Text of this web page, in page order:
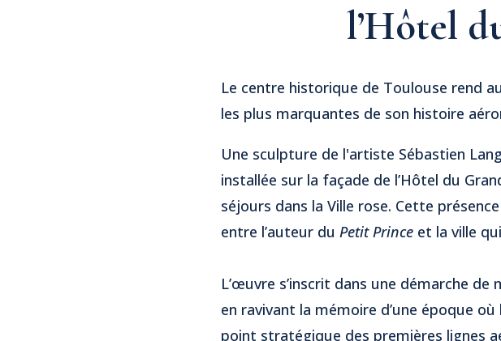
l’Hôtel
Le centre historique de Toulouse rend
les plus marquantes de son histoire
Une sculpture de l'artiste Sébastien
installée sur la façade de l’Hôtel du
séjours dans la Ville rose. Cette
entre l’auteur du Petit Prince et la ville
L’œuvre s’inscrit dans une démarche
en ravivant la mémoire d’une époque
point stratégique des premières lignes